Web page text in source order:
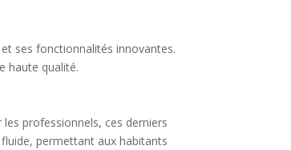
ses fonctionnalités innovantes.
haute qualité.
professionnels, ces derniers
permettant aux habitants